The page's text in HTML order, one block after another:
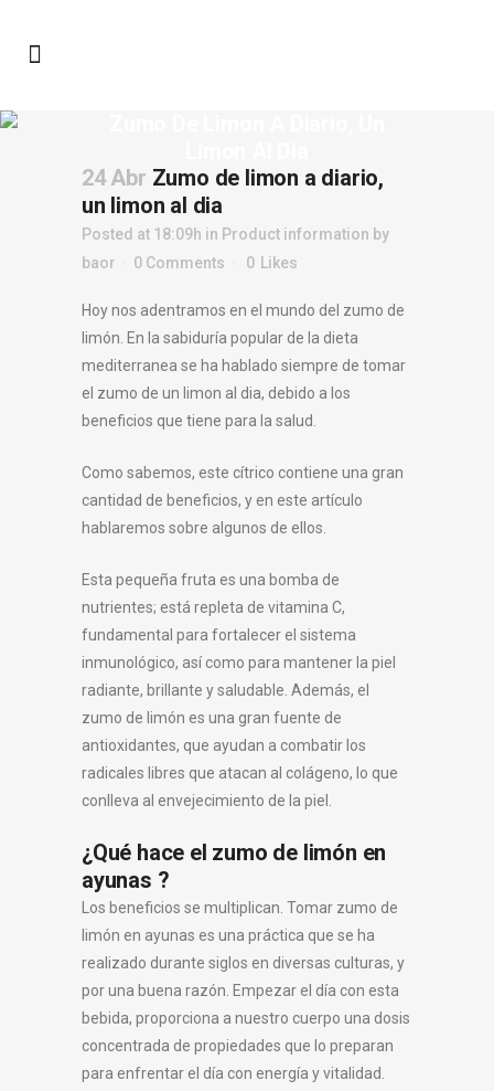
24 Abr Zumo de limon a diario,
un limon al dia
Posted at 18:09h in Product information by
baor
0 Comments 0 Likes
Hoy nos adentramos en el mundo del zumo de
limón. En la sabiduría popular de la dieta
mediterranea se ha hablado siempre de tomar
el zumo de un limon al dia, debido a los
beneficios que tiene para la salud.
Como sabemos, este cítrico contiene una gran
cantidad de beneficios, y en este artículo
hablaremos sobre algunos de ellos.
Esta pequeña fruta es una bomba de
nutrientes; está repleta de vitamina C,
fundamental para fortalecer el sistema
inmunológico, así como para mantener la piel
radiante, brillante y saludable. Además, el
zumo de limón es una gran fuente de
antioxidantes, que ayudan a combatir los
radicales libres que atacan al colágeno, lo que
conlleva al envejecimiento de la piel.
¿Qué hace el zumo de limón en
ayunas ?
Los beneficios se multiplican. Tomar zumo de
limón en ayunas es una práctica que se ha
realizado durante siglos en diversas culturas, y
por una buena razón. Empezar el día con esta
bebida, proporciona a nuestro cuerpo una dosis
concentrada de propiedades que lo preparan
para enfrentar el día con energía y vitalidad.